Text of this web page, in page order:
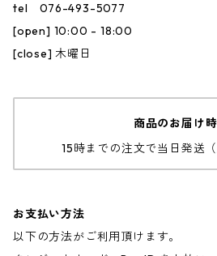
tel 076-493-5077
[open] 10:00 - 18:00
[close] 木曜日
商品のお届け
15時までの注文で当日発送
お支払い方法
以下の方法がご利用頂けます。